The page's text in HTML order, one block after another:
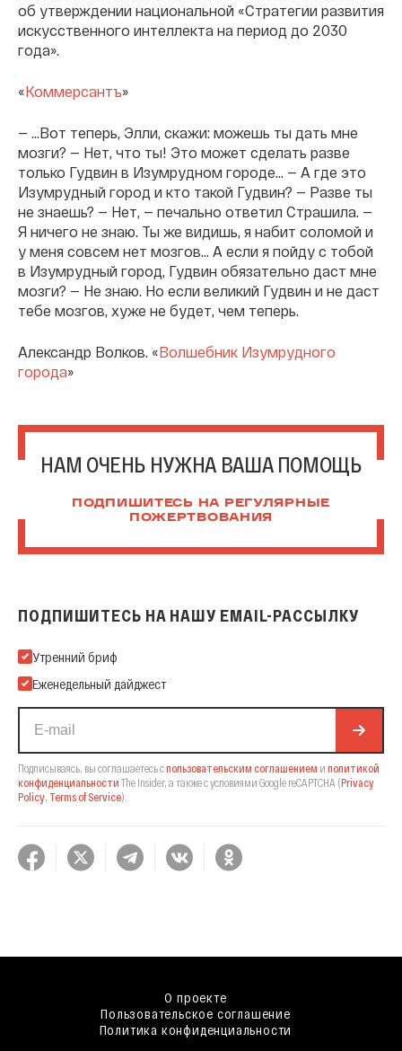
об утверждении национальной «Стратегии развития
искусственного интеллекта на период до 2030
года».
«Коммерсантъ»
— …Вот теперь, Элли, скажи: можешь ты дать мне
мозги? — Нет, что ты! Это может сделать разве
только Гудвин в Изумрудном городе… — А где это
Изумрудный город и кто такой Гудвин? — Разве ты
не знаешь? — Нет, — печально ответил Страшила. —
Я ничего не знаю. Ты же видишь, я набит соломой и
у меня совсем нет мозгов... А если я пойду с тобой
в Изумрудный город, Гудвин обязательно даст мне
мозги? — Не знаю. Но если великий Гудвин и не даст
тебе мозгов, хуже не будет, чем теперь.
Александр Волков. «Волшебник Изумрудного
города»
НАМ ОЧЕНЬ НУЖНА ВАША ПОМОЩЬ
ПОДПИШИТЕСЬ НА РЕГУЛЯРНЫЕ
ПОЖЕРТВОВАНИЯ
ПОДПИШИТЕСЬ НА НАШУ EMAIL-РАССЫЛКУ
Подпишитесь на нашу Email-рассылку
Утренний бриф
Еженедельный дайджест
Подписываясь, вы соглашаетесь спользовательским соглашением и политикой
конфиденциальности The Insider, а также с условиями Google reCAPTCHA (Privacy
Policy, Terms of Service).
О проекте
Пользовательское соглашение
Политика конфиденциальности